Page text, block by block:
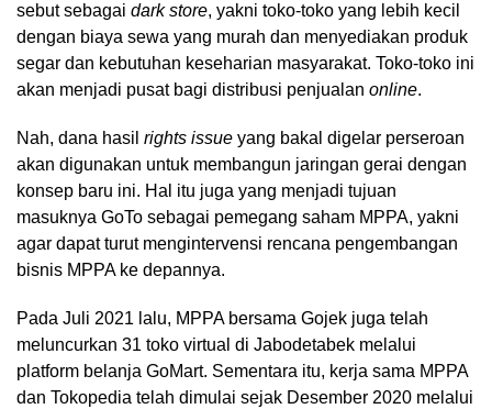
sebut sebagai dark store, yakni toko-toko yang lebih kecil
dengan biaya sewa yang murah dan menyediakan produk
segar dan kebutuhan keseharian masyarakat. Toko-toko ini
akan menjadi pusat bagi distribusi penjualan online.
Nah, dana hasil rights issue yang bakal digelar perseroan
akan digunakan untuk membangun jaringan gerai dengan
konsep baru ini. Hal itu juga yang menjadi tujuan
masuknya GoTo sebagai pemegang saham MPPA, yakni
agar dapat turut mengintervensi rencana pengembangan
bisnis MPPA ke depannya.
Pada Juli 2021 lalu, MPPA bersama Gojek juga telah
meluncurkan 31 toko virtual di Jabodetabek melalui
platform belanja GoMart. Sementara itu, kerja sama MPPA
dan Tokopedia telah dimulai sejak Desember 2020 melalui